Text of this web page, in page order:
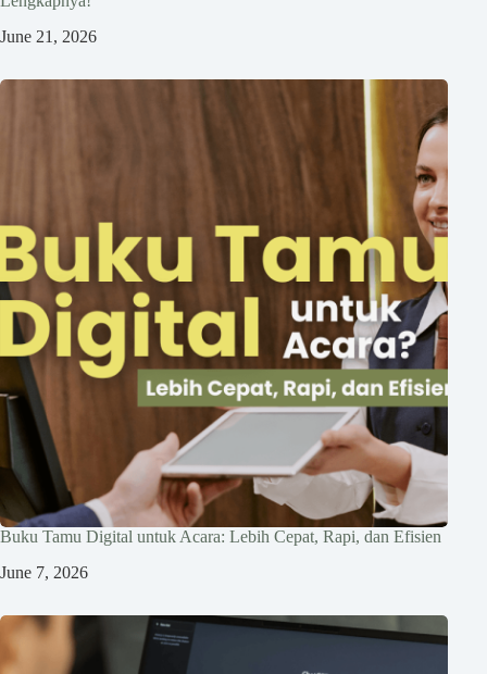
June 21, 2026
Buku Tamu Digital untuk Acara: Lebih Cepat, Rapi, dan Efisien
June 7, 2026